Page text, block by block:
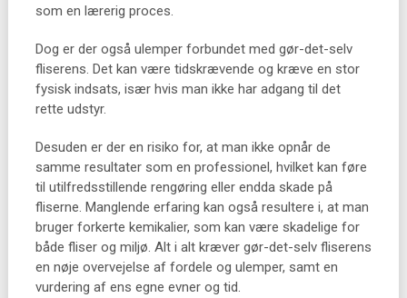
som en lærerig proces.
Dog er der også ulemper forbundet med gør-det-selv
fliserens. Det kan være tidskrævende og kræve en stor
fysisk indsats, især hvis man ikke har adgang til det
rette udstyr.
Desuden er der en risiko for, at man ikke opnår de
samme resultater som en professionel, hvilket kan føre
til utilfredsstillende rengøring eller endda skade på
fliserne. Manglende erfaring kan også resultere i, at man
bruger forkerte kemikalier, som kan være skadelige for
både fliser og miljø. Alt i alt kræver gør-det-selv fliserens
en nøje overvejelse af fordele og ulemper, samt en
vurdering af ens egne evner og tid.